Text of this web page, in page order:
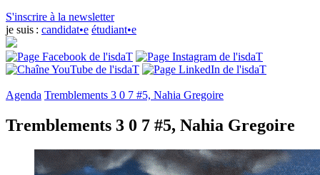
S'inscrire à la newsletter
je suis : candidat•e étudiant•e
Agenda Tremblements 3 0 7 #5, Nahia Gregoire
Tremblements 3 0 7 #5, Nahia Gregoire